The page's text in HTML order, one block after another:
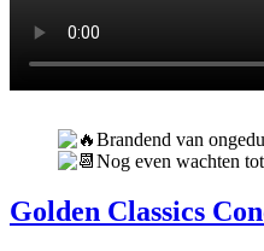
Brandend van
Nog even wachten
Golden Classics